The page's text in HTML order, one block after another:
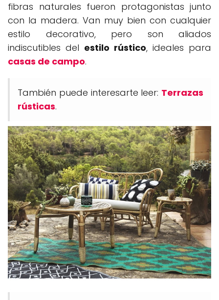
fibras naturales fueron protagonistas junto
con la madera. Van muy bien con cualquier
estilo decorativo, pero son aliados
indiscutibles del estilo rústico, ideales para
casas de campo.
También puede interesarte leer: Terrazas
rústicas.